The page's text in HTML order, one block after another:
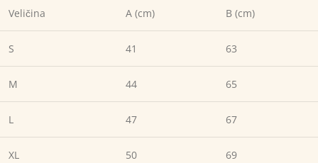
Veličina A (cm) B (cm)
S 41 63
M 44 65
L 47 67
XL 50 69